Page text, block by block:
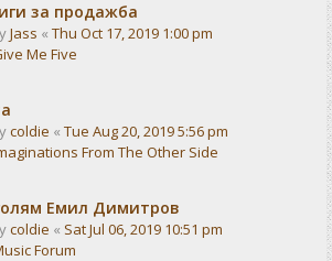
за продажба
Jass « Thu Oct 17, 2019 1:00 pm
Me Five
coldie « Tue Aug 20, 2019 5:56 pm
From The Other Side
Емил Димитров
coldie « Sat Jul 06, 2019 10:51 pm
Forum